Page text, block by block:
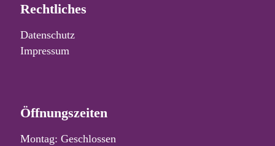
Rechtliches
Datenschutz
Impressum
Öffnungszeiten
Montag: Geschlossen